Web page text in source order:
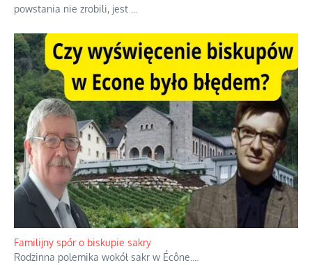
powstania nie zrobili, jest
Familijny spór o biskupie sakry
Rodzinna polemika wokół sakr w Écône.